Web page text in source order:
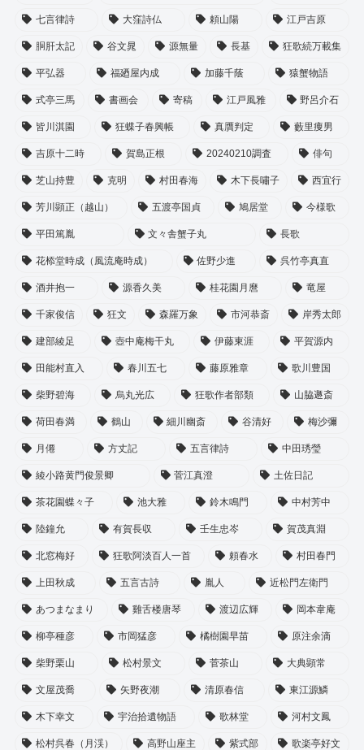
七言律詩 大窪詩仏 頼山陽 江戸吉原
胴肝太記 谷文晁 源無量 長基 狂歌続万載集
平弘器 福廼屋内成 加藤千蔭 猿蟹物語
式亭三馬 書画会 寄稿 江戸風雅 野呂介石
皆川淇園 狂蝶子春興帳 真贋判定 藪里痩男
吉原十二時 賀島正根 20240210調査 俳句
芝山持豊 克明 村田春海 木下長嘯子 西宜行
芳川顕正（越山） 五渡亭国貞 鳩居堂 今様歌
平田篤胤 文々舎蟹子丸 長歌
花㮇堂時成（風流庵時成） 佐野少進 呉竹亭真直
酒井抱一 源香久美 桂花園月麿 竜屋
千家俊信 狂文 森羅万象 市河恭斎 岸秀太郎
建部綾足 壺中庵梅干丸 伊藤東涯 平賀源内
田能村直入 春川五七 藤原雅章 歌川豊国
柴野碧海 烏丸光広 狂歌作者部類 山脇遯斎
荷田春満 鶴山 細川幽斎 谷清好 梅沙彌
月僊 方丈記 五言律詩 中田琇瑩
綾小路黄門俊景卿 菅江真澄 土佐日記
茶花園蝶々子 池大雅 鈴木鳴門 中村芳中
陸鐘允 有賀長収 壬生忠岑 賀茂真淵
北窓梅好 狂歌阿淡百人一首 頼春水 村田春門
上田秋成 五言古詩 胤人 近松門左衛門
あつまなまり 雞舌楼唐琴 渡辺広輝 岡本韋庵
柳亭種彦 市岡猛彦 橘樹園早苗 原注余滴
柴野栗山 松村景文 菅茶山 大典顕常
文屋茂喬 矢野夜潮 清原春信 東江源鱗
木下幸文 宇治拾遺物語 歌林堂 河村文鳳
松村呉春（月渓） 高野山座主 紫式部 歌楽亭好文